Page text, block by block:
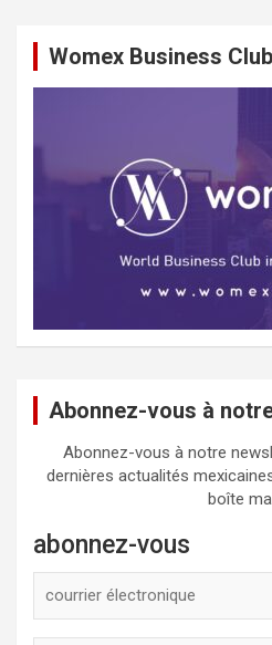
Womex Business Club
Abonnez-vous à
Abonnez-vous à notre
dernières actualités
boîte
abonnez-vous